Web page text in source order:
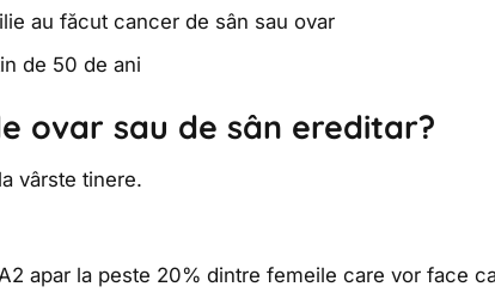
au făcut cancer de sân sau ovar
de 50 de ani
ovar sau de sân ereditar?
vârste tinere.
apar la peste 20% dintre femeile care vor face